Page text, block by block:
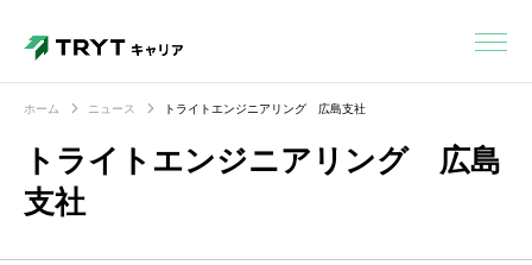
ホーム ニュース トライトエンジニアリング 広島支社
トライトエンジニアリング 広島
支社